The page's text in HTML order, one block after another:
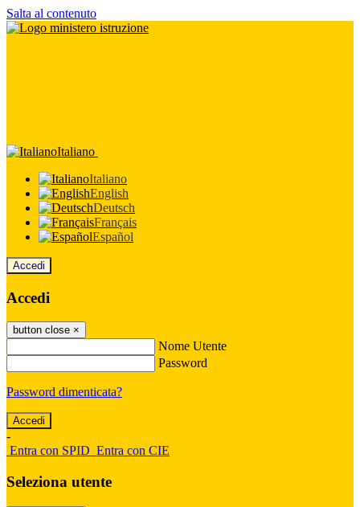
Salta al contenuto
Italiano
Italiano
English
Deutsch
Français
Español
Accedi
Accedi
button close ×
Nome Utente
Password
Password dimenticata?
-
Entra con SPID Entra con CIE
Seleziona utente